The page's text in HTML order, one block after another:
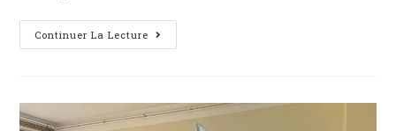
Continuer La Lecture